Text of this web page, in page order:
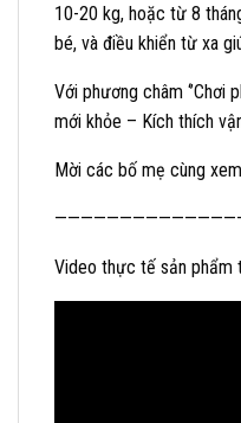
10-20 kg, hoặc từ 8
bé, và điều khiển từ xa
Với phương châm ‘’Chơi
mới khỏe – Kích thích
Mời các bố mẹ cùng
Video thực tế sản phẩm